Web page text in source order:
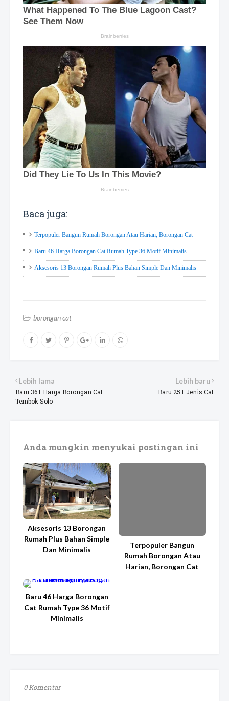
Baca juga:
Terpopuler Bangun Rumah Borongan Atau Harian, Borongan Cat
Baru 46 Harga Borongan Cat Rumah Type 36 Motif Minimalis
Aksesoris 13 Borongan Rumah Plus Bahan Simple Dan Minimalis
borongan cat
Lebih baru
Baru 25+ Jenis Cat
Lebih lama
Baru 36+ Harga Borongan Cat
Tembok Solo
Anda mungkin menyukai postingan ini
Aksesoris 13 Borongan
Rumah Plus Bahan Simple
Dan Minimalis
Terpopuler Bangun
Rumah Borongan Atau
Harian, Borongan Cat
Baru 46 Harga Borongan
Cat Rumah Type 36 Motif
Minimalis
0 Komentar